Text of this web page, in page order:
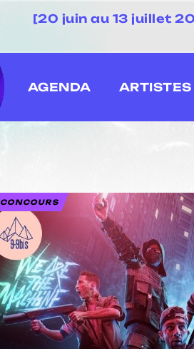
[20 juin au 13 juillet
AGENDA ARTISTES
CONCOURS